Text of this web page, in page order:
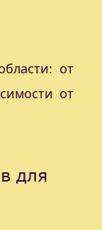
от
от
для